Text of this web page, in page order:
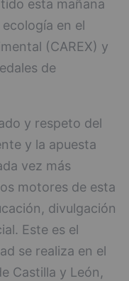
esta mañana
en el
(CAREX) y
de
y respeto del
y la apuesta
vez más
motores de esta
divulgación
Este es el
se realiza en el
Castilla y León,